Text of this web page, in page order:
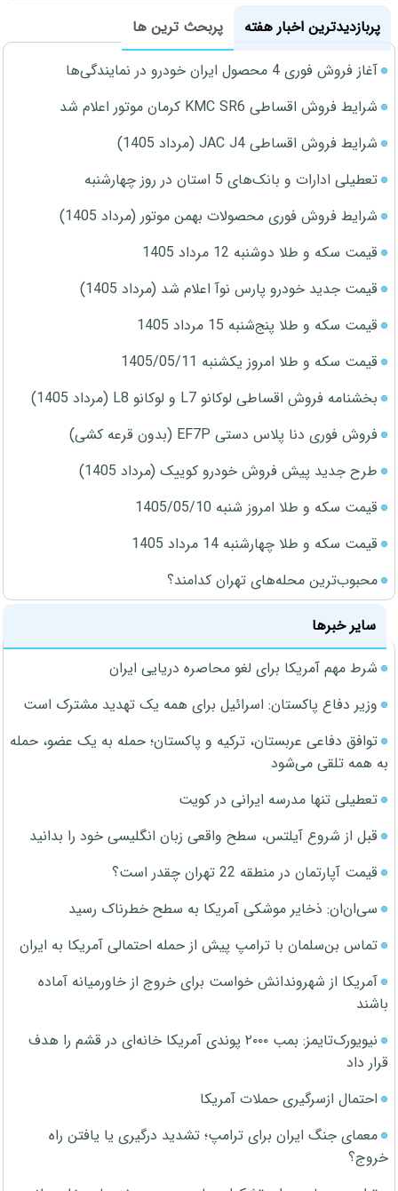
پربازدیدترین اخبار هفته
پربحث ترین ها
آغاز فروش فوری 4 محصول ایران خودرو در نمایندگی‌ها
شرایط فروش اقساطی KMC SR6 کرمان موتور اعلام شد
شرایط فروش اقساطی JAC J4 (مرداد 1405)
تعطیلی ادارات و بانک‌های 5 استان در روز چهارشنبه
شرایط فروش فوری محصولات بهمن موتور (مرداد 1405)
قیمت سکه و طلا دوشنبه 12 مرداد 1405
قیمت جدید خودرو پارس نوآ اعلام شد (مرداد 1405)
قیمت سکه و طلا پنج‌شنبه 15 مرداد 1405
قیمت سکه و طلا امروز یکشنبه 1405/05/11
بخشنامه فروش اقساطی لوکانو L7 و لوکانو L8 (مرداد 1405)
فروش فوری دنا پلاس دستی EF7P (بدون قرعه کشی)
طرح جدید پیش فروش خودرو کوییک (مرداد 1405)
قیمت سکه و طلا امروز شنبه 1405/05/10
قیمت سکه و طلا چهارشنبه 14 مرداد 1405
محبوب‌ترین محله‌های تهران کدامند؟
سایر خبرها
شرط مهم آمریکا برای لغو محاصره دریایی ایران
وزیر دفاع پاکستان: اسرائیل برای همه یک تهدید مشترک است
توافق دفاعی عربستان، ترکیه و پاکستان؛ حمله به یک عضو، حمله
به همه تلقی می‌شود
تعطیلی تنها مدرسه ایرانی در کویت
قبل از شروع آیلتس، سطح واقعی زبان انگلیسی خود را بدانید
قیمت آپارتمان در منطقه 22 تهران چقدر است؟
سی‌ان‌ان: ذخایر موشکی آمریکا به سطح خطرناک رسید
تماس بن‌سلمان با ترامپ پیش از حمله احتمالی آمریکا به ایران
آمریکا از شهروندانش خواست برای خروج از خاورمیانه آماده
باشند
نیویورک‌تایمز: بمب ۲۰۰۰ پوندی آمریکا خانه‌ای در قشم را هدف
قرار داد
احتمال ازسرگیری حملات آمریکا
معمای جنگ ایران برای ترامپ؛ تشدید درگیری یا یافتن راه
خروج؟